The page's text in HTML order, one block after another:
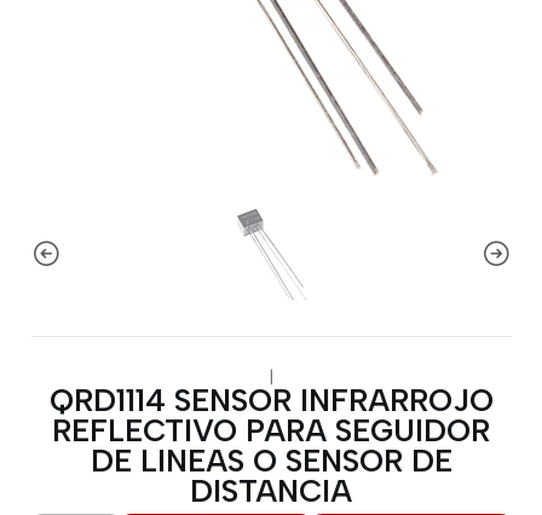
|
QRD1114 SENSOR INFRARROJO
REFLECTIVO PARA SEGUIDOR
DE LINEAS O SENSOR DE
DISTANCIA